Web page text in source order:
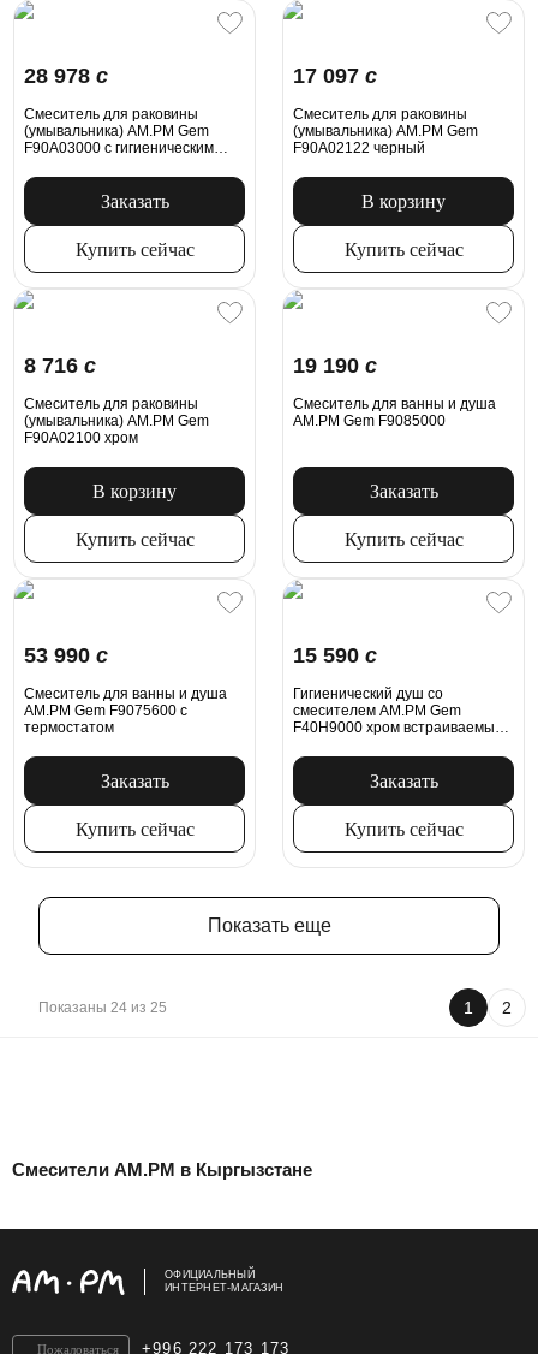
28 978 c
Смеситель для раковины
(умывальника) AM.PM Gem
F90A03000 с гигиеническим
Заказать
Купить сейчас
17 097 c
Смеситель для раковины
(умывальника) AM.PM Gem
F90A02122 черный
В корзину
Купить сейчас
8 716 c
Смеситель для раковины
(умывальника) AM.PM Gem
F90A02100 хром
В корзину
Купить сейчас
19 190 c
Смеситель для ванны и душа
AM.PM Gem F9085000
Заказать
Купить сейчас
53 990 c
Смеситель для ванны и душа
AM.PM Gem F9075600 с
термостатом
Заказать
Купить сейчас
15 590 c
Гигиенический душ со
смесителем AM.PM Gem
F40H9000 хром встраиваемый,
Заказать
Купить сейчас
Показать еще
Показаны 24 из 25 1 2
Смесители AM.PM в Кыргызстане
ОФИЦИАЛЬНЫЙ
ИНТЕРНЕТ-МАГАЗИН
+996 222 173 173
Пожаловаться